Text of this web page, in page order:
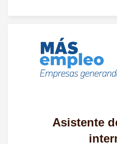
Asistente